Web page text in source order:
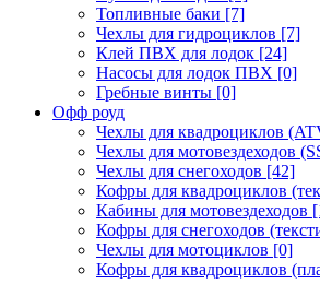
Топливные баки [7]
Чехлы для гидроциклов [7]
Клей ПВХ для лодок [24]
Насосы для лодок ПВХ [0]
Гребные винты [0]
Офф роуд
Чехлы для квадроциклов
Чехлы для мотовездеходов
Чехлы для снегоходов [42]
Кофры для квадроциклов
Кабины для мотовездеходов
Кофры для снегоходов
Чехлы для мотоциклов [0]
Кофры для квадроциклов